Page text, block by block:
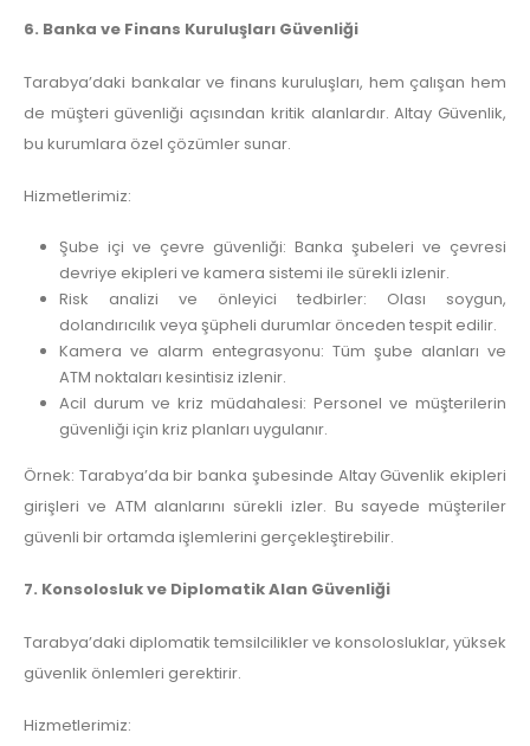
6. Banka ve Finans Kuruluşları Güvenliği
Tarabya’daki bankalar ve finans kuruluşları, hem çalışan hem
de müşteri güvenliği açısından kritik alanlardır. Altay Güvenlik,
bu kurumlara özel çözümler sunar.
Hizmetlerimiz:
Şube içi ve çevre güvenliği: Banka şubeleri ve çevresi
devriye ekipleri ve kamera sistemi ile sürekli izlenir.
Risk analizi ve önleyici tedbirler: Olası soygun,
dolandırıcılık veya şüpheli durumlar önceden tespit edilir.
Kamera ve alarm entegrasyonu: Tüm şube alanları ve
ATM noktaları kesintisiz izlenir.
Acil durum ve kriz müdahalesi: Personel ve müşterilerin
güvenliği için kriz planları uygulanır.
Örnek: Tarabya’da bir banka şubesinde Altay Güvenlik ekipleri
girişleri ve ATM alanlarını sürekli izler. Bu sayede müşteriler
güvenli bir ortamda işlemlerini gerçekleştirebilir.
7. Konsolosluk ve Diplomatik Alan Güvenliği
Tarabya’daki diplomatik temsilcilikler ve konsolosluklar, yüksek
güvenlik önlemleri gerektirir.
Hizmetlerimiz: